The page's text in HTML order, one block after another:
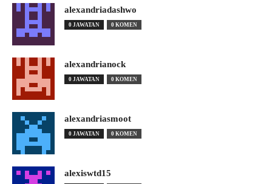
alexandriadashwo
0 JAWATAN 0 KOMEN
alexandrianock
0 JAWATAN 0 KOMEN
alexandriasmoot
0 JAWATAN 0 KOMEN
alexiswtd15